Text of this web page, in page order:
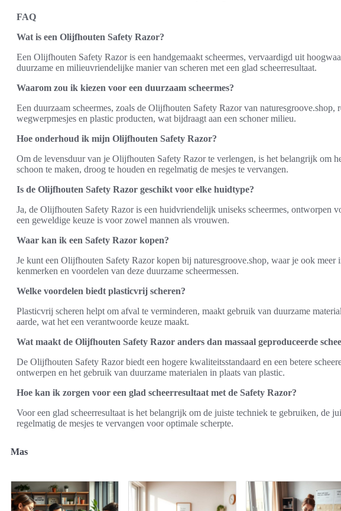
FAQ
Wat is een Olijfhouten Safety Razor?
Een Olijfhouten Safety Razor is een handgemaakt scheermes, vervaardigd uit
duurzame en milieuvriendelijke manier van scheren met een glad scheerresultaat.
Waarom zou ik kiezen voor een duurzaam scheermes?
Een duurzaam scheermes, zoals de Olijfhouten Safety Razor van naturesgroove.shop,
wegwerpmesjes en plastic producten, wat bijdraagt aan een schoner milieu.
Hoe onderhoud ik mijn Olijfhouten Safety Razor?
Om de levensduur van je Olijfhouten Safety Razor te verlengen, is het belangrijk om
schoon te maken, droog te houden en regelmatig de mesjes te vervangen.
Is de Olijfhouten Safety Razor geschikt voor elke huidtype?
Ja, de Olijfhouten Safety Razor is een huidvriendelijk uniseks scheermes, ontworpen
een geweldige keuze is voor zowel mannen als vrouwen.
Waar kan ik een Safety Razor kopen?
Je kunt een Olijfhouten Safety Razor kopen bij naturesgroove.shop, waar je ook meer
kenmerken en voordelen van deze duurzame scheermessen.
Welke voordelen biedt plasticvrij scheren?
Plasticvrij scheren helpt om afval te verminderen, maakt gebruik van duurzame
aarde, wat het een verantwoorde keuze maakt.
Wat maakt de Olijfhouten Safety Razor anders dan massaal geproduceerde
De Olijfhouten Safety Razor biedt een hogere kwaliteitsstandaard en een betere
ontwerpen en het gebruik van duurzame materialen in plaats van plastic.
Hoe kan ik zorgen voor een glad scheerresultaat met de Safety Razor?
Voor een glad scheerresultaat is het belangrijk om de juiste techniek te gebruiken, de
regelmatig de mesjes te vervangen voor optimale scherpte.
Mas